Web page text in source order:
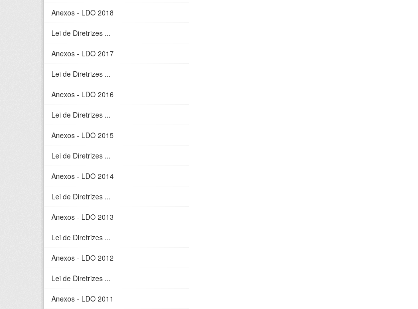
Anexos - LDO 2018
Lei de Diretrizes ...
Anexos - LDO 2017
Lei de Diretrizes ...
Anexos - LDO 2016
Lei de Diretrizes ...
Anexos - LDO 2015
Lei de Diretrizes ...
Anexos - LDO 2014
Lei de Diretrizes ...
Anexos - LDO 2013
Lei de Diretrizes ...
Anexos - LDO 2012
Lei de Diretrizes ...
Anexos - LDO 2011